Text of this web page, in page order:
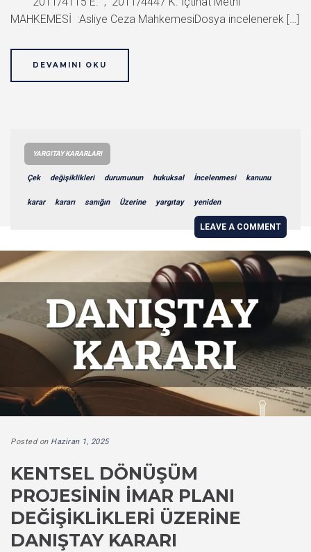
MAHKEMESİ :Asliye Ceza MahkemesiDosya incelenerek […]
DEVAMINI OKU
YARGITAY KARARLARI
Çek değişiklikleri durumunun hukuksal İncelenmesi kanunu
karar kararı sanığın Üzerine yargıtay yeniden
LEAVE A COMMENT
Posted on Haziran 1, 2025
KENTSEL DÖNÜŞÜM
PROJESININ İMAR PLANI
DEĞIŞIKLIKLERI ÜZERINE
DANIŞTAY KARARI